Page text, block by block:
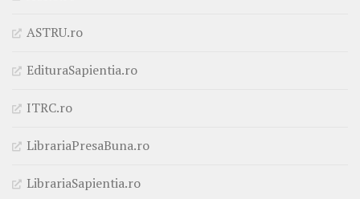
ASTRU.ro
EdituraSapientia.ro
ITRC.ro
LibrariaPresaBuna.ro
LibrariaSapientia.ro